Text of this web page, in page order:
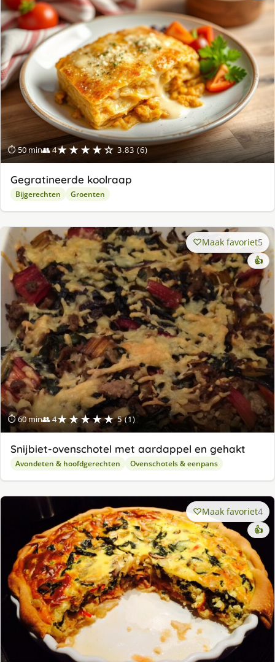
⏱ 50 min👥 4★★★★☆ 3.83 (6)
Gegratineerde koolraap
Bijgerechten Groenten
⏱ 60 min👥 4★★★★★ 5 (1)
Maak favoriet5
👍
Snijbiet-ovenschotel met aardappel en gehakt
Avondeten & hoofdgerechten Ovenschotels & eenpans
Maak favoriet4
👍